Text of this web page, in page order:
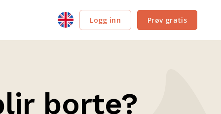
Logg inn Prøv gratis
borte?